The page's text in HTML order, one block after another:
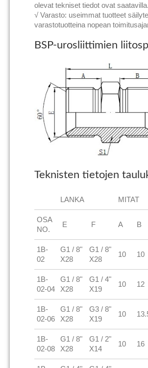
olevat tekniset tiedot ovat saatavilla.
√ Varasto: useimmat tuotteet
varastotuotteina nopean
BSP-urosliittimien
Teknisten tietojen
LANKA MITAT
OSA
NO.
E F A B
1B-
02
G1 / 8"
X28
G1 / 8"
X28
10 10
1B-
02-04
G1 / 8"
X28
G1 / 4"
X19
10 12
1B-
02-06
G1 / 8"
X28
G3 / 8"
X19
10
1B-
02-08
G1 / 8"
X28
G1 / 2"
X14
10 16